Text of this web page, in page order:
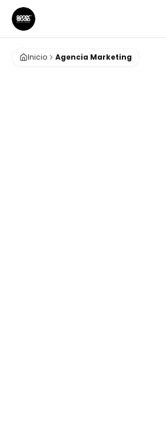
Inicio Agencia Marketing